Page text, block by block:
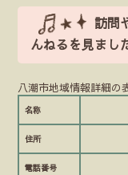
訪問
んねるを見まし
八潮市地域情報詳細の
名称
住所
電話番号